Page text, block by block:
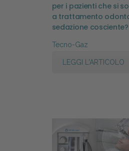
per i pazienti che si
a trattamento
sedazione cosciente?
Tecno-Gaz
LEGGI L'ARTICOLO